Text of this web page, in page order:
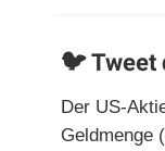
🐦 Tweet
Der US-
Geldmenge